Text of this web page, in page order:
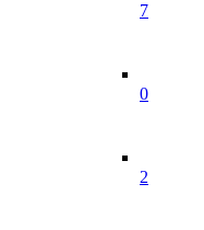
7
0
2